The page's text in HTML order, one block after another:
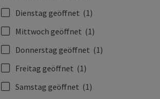
Dienstag geöffnet (1)
Mittwoch geöffnet (1)
Donnerstag geöffnet (1)
Freitag geöffnet (1)
Samstag geöffnet (1)